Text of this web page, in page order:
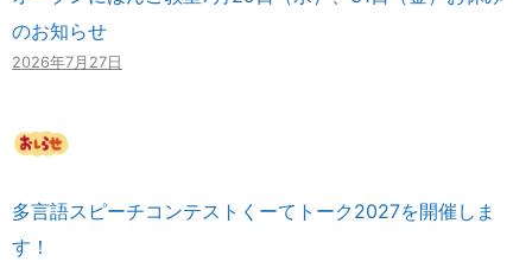
のお知らせ
2026年7月27日
多言語スピーチコンテストくーてトーク2027を開催しま
す！